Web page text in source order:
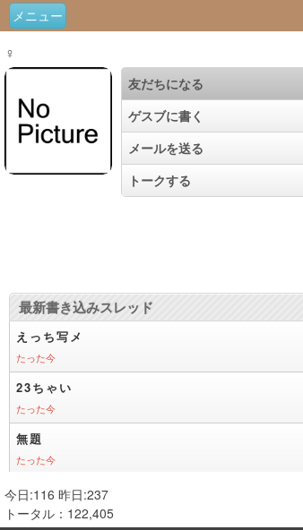
メニュー
♀
友だちになる
ゲスブに書く
メールを送る
トークする
今日:116 昨日:237
トータル：122,405